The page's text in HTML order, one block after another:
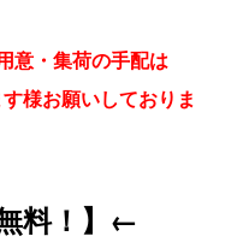
意・集荷の手配は
様お願いしておりま
料！】←